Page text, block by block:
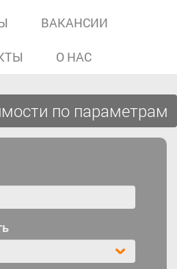
ВАКАНСИИ
О НАС
по параметрам